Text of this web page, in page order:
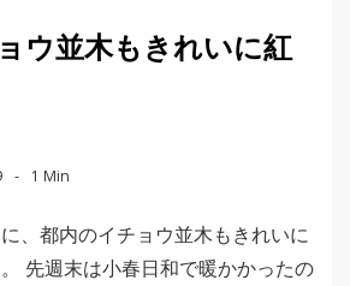
ウ並木もきれいに紅
1 Min
、都内のイチョウ並木もきれいに
先週末は小春日和で暖かかったの